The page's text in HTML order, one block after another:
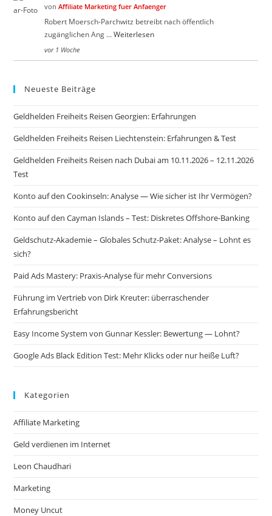
vonAffiliate Marketing fuer Anfaenger
Robert Moersch-Parchwitz betreibt nach öffentlich
zugänglichen Ang …Weiterlesen
vor 1 Woche
Neueste Beiträge
Geldhelden Freiheits Reisen Georgien: Erfahrungen
Geldhelden Freiheits Reisen Liechtenstein: Erfahrungen & Test
Geldhelden Freiheits Reisen nach Dubai am 10.11.2026 – 12.11.2026
Test
Konto auf den Cookinseln: Analyse — Wie sicher ist Ihr Vermögen?
Konto auf den Cayman Islands – Test: Diskretes Offshore-Banking
Geldschutz-Akademie – Globales Schutz-Paket: Analyse – Lohnt es
sich?
Paid Ads Mastery: Praxis-Analyse für mehr Conversions
Führung im Vertrieb von Dirk Kreuter: überraschender
Erfahrungsbericht
Easy Income System von Gunnar Kessler: Bewertung — Lohnt?
Google Ads Black Edition Test: Mehr Klicks oder nur heiße Luft?
Kategorien
Affiliate Marketing
Geld verdienen im Internet
Leon Chaudhari
Marketing
Money Uncut